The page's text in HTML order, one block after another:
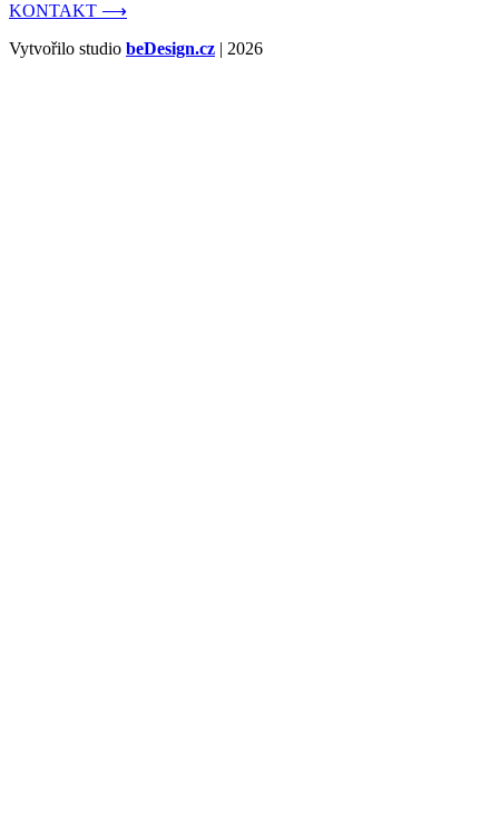
KONTAKT ⟶
Vytvořilo studio beDesign.cz | 2026